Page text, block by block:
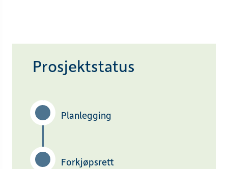
Prosjektstatus
Planlegging
Forkjøpsrett